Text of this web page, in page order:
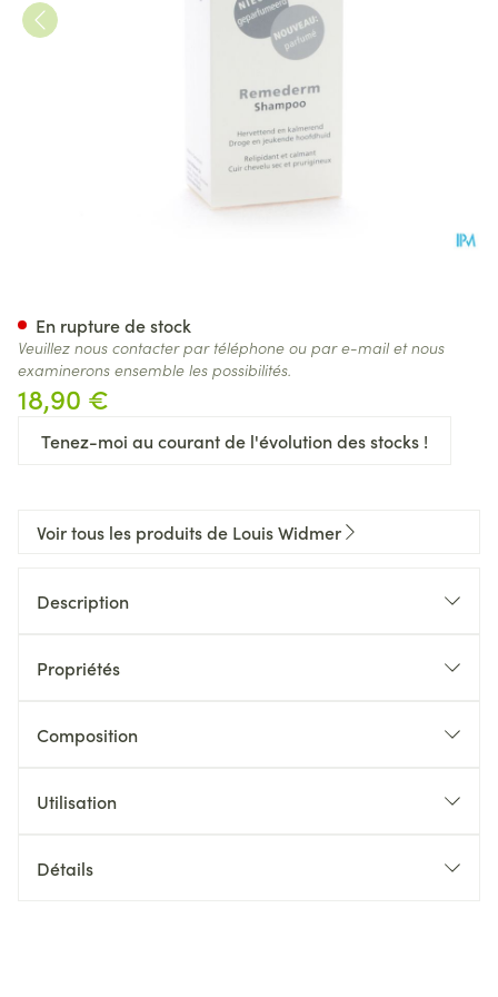
18,90 €
Tenez-moi au courant de l'évolution des stocks !
En rupture de stock
Veuillez nous contacter par téléphone ou par e-mail et nous
examinerons ensemble les possibilités.
Voir tous les produits de Louis Widmer
Description
Propriétés
Composition
Utilisation
Détails